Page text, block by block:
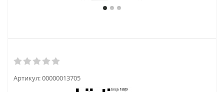
Артикул:00000013705